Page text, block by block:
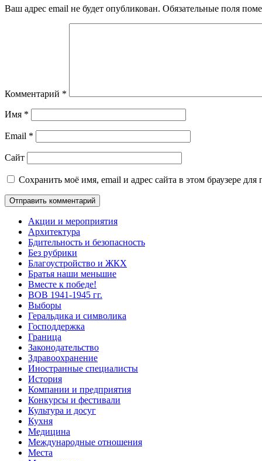
Ваш адрес email не будет опубликован. Обязательные поля
Комментарий *
Имя *
Email *
Сайт
Сохранить моё имя, email и адрес сайта в этом браузере
Акции и мероприятия
Архитектура
Бдительность и безопасность
Без рубрики
Благоустройство и ЖКХ
Братья наши меньшие
Вместе к победе!
ВОВ 1941-1945 гг.
Выборы
Геральдика и символика
Господдержка
Граница
Законодательство
Здравоохранение
Иностранные специалисты
История
Компании и предприятия
Конкурсы и фестивали
Культура и досуг
Кухня
Медицина
Международные отношения
Места